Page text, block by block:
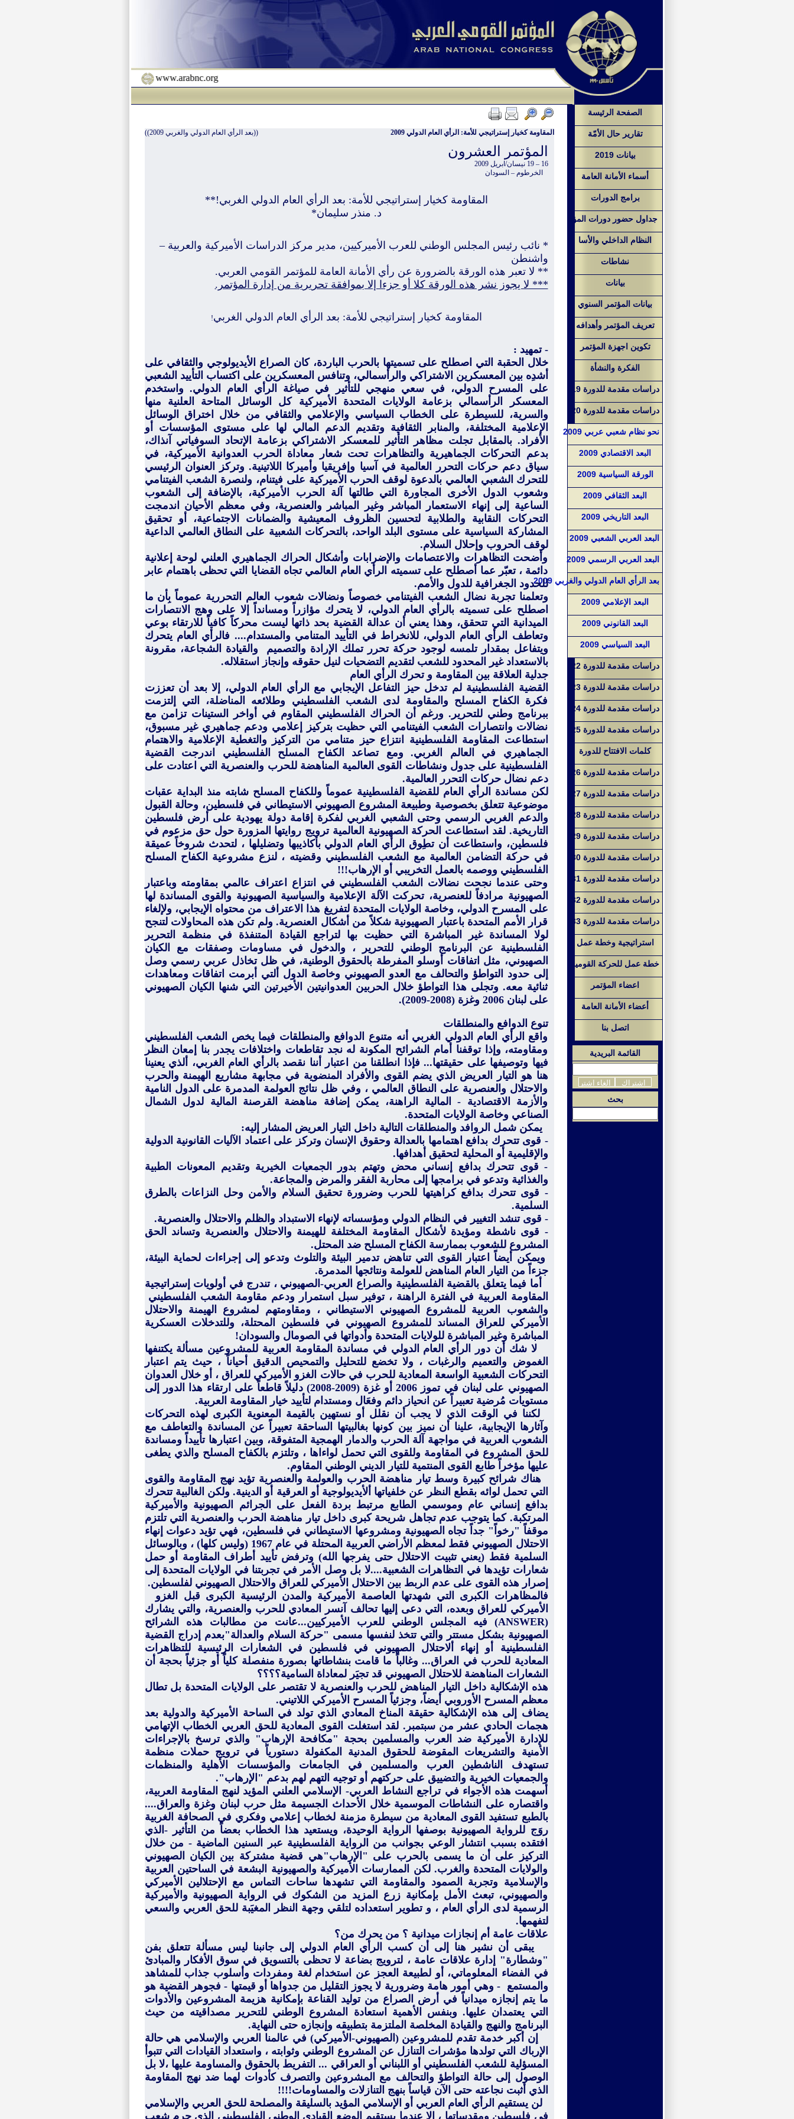
www.arabnc.org
الصفحة الرئيسة
تقارير حال الأمّة
بيانات 2019
أسماء الأمانة العامة
برامج الدورات
جداول حضور دورات المؤ
النظام الداخلي والأسا
نشاطات
بيانات
بيانات المؤتمر السنوي
تعريف المؤتمر وأهدافه
تكوين اجهزة المؤتمر
الفكرة والنشأة
دراسات مقدمة للدورة 19
دراسات مقدمة للدورة 20
نحو نظام شعبي عربي 2009
البعد الاقتصادي 2009
الورقة السياسية 2009
البعد الثقافي 2009
البعد التاريخي 2009
البعد العربي الشعبي 2009
البعد العربي الرسمي 2009
بعد الرأي العام الدولي والغربي 2009
البعد الإعلامي 2009
البعد القانوني 2009
البعد السياسي 2009
دراسات مقدمة للدورة 22
دراسات مقدمة للدورة 23
دراسات مقدمة للدورة 24
دراسات مقدمة للدورة 25
كلمات الافتتاح للدورة
دراسات مقدمة للدورة 26
دراسات مقدمة للدورة 27
دراسات مقدمة للدورة 28
دراسات مقدمة للدورة 29
دراسات مقدمة للدورة 30
دراسات مقدمة للدورة 31
دراسات مقدمة للدورة 32
دراسات مقدمة للدورة 33
استراتيجية وخطة عمل
خطة عمل للحركة القومية
اعضاء المؤتمر
أعضاء الأمانة العامة
اتصل بنا
القائمة البريدية
بحث
المقاومة كخيار إستراتيجي للأمة: الرأي العام الدولي 2009 ((بعد الرأي العام الدولي والغربي 2009))
المؤتمر العشرون
16 – 19 نيسان/ابريل 2009
الخرطوم – السودان
المقاومة كخيار إستراتيجي للأمة: بعد الرأي العام الدولي الغربي!**
د. منذر سليمان*
* نائب رئيس المجلس الوطني للعرب الأميركيين، مدير مركز الدراسات الأميركية والعربية –
واشنطن
** لا تعبر هذه الورقة بالضرورة عن رأي الأمانة العامة للمؤتمر القومي العربي.
*** لا يجوز نشر هذه الورقة كلا أو جزءا إلا بموافقة تحريرية من إدارة المؤتمر.
المقاومة كخيار إستراتيجي للأمة: بعد الرأي العام الدولي الغربي!
- تمهيد :
خلال الحقبة التي اصطلح على تسميتها بالحرب الباردة، كان الصراع الأيديولوجي والثقافي على
أشدِه بين المعسكرين الاشتراكي والرأسمالي، وتنافس المعسكرين على اكتساب التأييد الشعبي
على المسرح الدولي، في سعي منهجي للتأثير في صياغة الرأي العام الدولي. واستخدم
المعسكر الرأسمالي بزعامة الولايات المتحدة الأميركية كل الوسائل المتاحة العلنية منها
والسرية، للسيطرة على الخطاب السياسي والإعلامي والثقافي من خلال اختراق الوسائل
الإعلامية المختلفة، والمنابر الثقافية وتقديم الدعم المالي لها على مستوى المؤسسات أو
الأفراد. بالمقابل تجلت مظاهر التأثير للمعسكر الاشتراكي بزعامة الإتحاد السوفياتي آنذاك،
بدعم التحركات الجماهيرية والتظاهرات تحت شعار معاداة الحرب العدوانية الأميركية، في
سياق دعم حركات التحرر العالمية في آسيا وإفريقيا وأميركا اللاتينية. وتركز العنوان الرئيسي
للتحرك الشعبي العالمي بالدعوة لوقف الحرب الأميركية على فيتنام، ولنصرة الشعب الفيتنامي
وشعوب الدول الأخرى المجاورة التي طالتها آلة الحرب الأميركية، بالإضافة إلى الشعوب
الساعية إلى إنهاء الاستعمار المباشر وغير المباشر والعنصرية، وفي معظم الأحيان اندمجت
التحركات النقابية والطلابية لتحسين الظروف المعيشية والضمانات الاجتماعية، أو تحقيق
المشاركة السياسية على مستوى البلد الواحد، بالتحركات الشعبية على النطاق العالمي الداعية
لوقف الحروب وإحلال السلام.
وأضحت التظاهرات والاعتصامات والإضرابات وأشكال الحراك الجماهيري العلني لوحة إعلانية
دائمة ، تعبّر عما أصطلح على تسميته الرأي العام العالمي تجاه القضايا التي تحظى باهتمام عابر
للحدود الجغرافية للدول والأمم.
وتعلمنا تجربة نضال الشعب الفيتنامي خصوصاً ونضالات شعوب العالم التحررية عموماً بِأن ما
اصطلح على تسميته بالرأي العام الدولي، لا يتحرك مؤازراً ومسانداً إلا على وهج الانتصارات
الميدانية التي تتحقق، وهذا يعني أن عدالة القضية بحد ذاتها ليست محركاً كافياً للارتقاء بوعي
وتعاطف الرأي العام الدولي، للانخراط في التأييد المتنامي والمستدام.... فالرأي العام يتحرك
ويتفاعل بمقدار تلمسه لوجود حركة تحرر تملك الإرادة والتصميم والقيادة الشجاعة، مقرونة
بالاستعداد غير المحدود للشعب لتقديم التضحيات لنيل حقوقه وإنجاز استقلاله.
جدلية العلاقة بين المقاومة و تحرك الرأي العام
القضية الفلسطينية لم تدخل حيز التفاعل الإيجابي مع الرأي العام الدولي، إلا بعد أن تعززت
فكرة الكفاح المسلح والمقاومة لدى الشعب الفلسطيني وطلائعه المناضلة، التي إلتزمت
ببرنامج وطني للتحرير. ورغم أن الحراك الفلسطيني المقاوم في أواخر الستينات تزامن مع
نضالات وانتصارات الشعب الفيتنامي التي حظيت بتركيز إعلامي ودعم جماهيري غير مسبوق،
استطاعت المقاومة الفلسطينية انتزاع حيز متنامي من التركيز والتغطية الإعلامية والاهتمام
الجماهيري في العالم الغربي. ومع تصاعد الكفاح المسلح الفلسطيني اندرجت القضية
الفلسطينية على جدول ونشاطات القوى العالمية المناهضة للحرب والعنصرية التي اعتادت على
دعم نضال حركات التحرر العالمية.
لكن مساندة الرأي العام للقضية الفلسطينية عموماً وللكفاح المسلح شابته منذ البداية عقبات
موضوعية تتعلق بخصوصية وطبيعة المشروع الصهيوني الاستيطاني في فلسطين، وحالة القبول
والدعم الغربي الرسمي وحتى الشعبي الغربي لفكرة إقامة دولة يهودية على أرض فلسطين
التاريخية. لقد استطاعت الحركة الصهيونية العالمية ترويج روايتها المزورة حول حق مزعوم في
فلسطين، واستطاعت أن تطِوق الرأي العام الدولي بأكاذيبها وتضليلها ، لتحدث شروخاً عميقة
في حركة التضامن العالمية مع الشعب الفلسطيني وقضيته ، لنزع مشروعية الكفاح المسلح
الفلسطيني ووصمه بالعمل التخريبي أو الإرهاب!!!
وحتى عندما نجحت نضالات الشعب الفلسطيني في انتزاع اعتراف عالمي بمقاومته وباعتبار
الصهيونية مرادفاً للعنصرية، تحركت الآلة الإعلامية والسياسية الصهيونية والقوى المساندة لها
على المسرح الدولي، وخاصة الولايات المتحدة لتفريغ هذا الاعتراف من محتواه الإيجابي، ولإلغاء
قرار الأمم المتحدة باعتبار الصهيونية شكلاً من أشكال العنصرية. ولم تكن هذه المحاولات لتنجح
لولا المساندة غير المباشرة التي حظيت بها لتراجع القيادة المتنفذة في منظمة التحرير
الفلسطينية عن البرنامج الوطني للتحرير ، والدخول في مساومات وصفقات مع الكيان
الصهيوني، مثل اتفاقات أوسلو المفرطة بالحقوق الوطنية، في ظل تخاذل عربي رسمي وصل
إلى حدود التواطؤ والتحالف مع العدو الصهيوني وخاصة الدول ألتي أبرمت اتفاقات ومعاهدات
ثنائية معه. وتجلى هذا التواطؤ خلال الحربين العدوانيتين الأخيرتين التي شنها الكيان الصهيوني
على لبنان 2006 وغزة (2008-2009).
تنوع الدوافع والمنطلقات
واقع الرأي العام الدولي الغربي أنه متنوع الدوافع والمنطلقات فيما يخص الشعب الفلسطيني
ومقاومته، وإذا توقفنا أمام الشرائح المكونة له نجد تقاطعات واختلافات يجدر بنا إمعان النظر
فيها وتوصيفها على حقيقتها... فإذا انطلقنا من اعتبار أننا نقصد بالرأي العام الغربي، ألذي يعنينا
هنا هو التيار العريض الذي يضم القوى والأفراد المنضوية في مجابهة مشاريع الهيمنة والحرب
والاحتلال والعنصرية على النطاق العالمي ، وفي ظل نتائج العولمة المدمرة على الدول النامية
والأزمة الاقتصادية - المالية الراهنة، يمكن إضافة مناهضة القرصنة المالية لدول الشمال
الصناعي وخاصة الولايات المتحدة.
يمكن شمل الروافد والمنطلقات التالية داخل التيار العريض المشار إليه:
- قوى تتحرك بدافع اهتمامها بالعدالة وحقوق الإنسان وتركز على اعتماد الآليات القانونية الدولية
والإقليمية أو المحلية لتحقيق أهدافها.
- قوى تتحرك بدافع إنساني محض وتهتم بدور الجمعيات الخيرية وتقديم المعونات الطبية
والغذائية وتدعو في برامجها إلى محاربة الفقر والمرض والمجاعة.
- قوى تتحرك بدافع كراهيتها للحرب وضرورة تحقيق السلام والأمن وحل النزاعات بالطرق
السلمية.
- قوى تنشد التغيير في النظام الدولي ومؤسساته لإنهاء الاستبداد والظلم والاحتلال والعنصرية.
- قوى ناشطة ومؤيدة لأشكال المقاومة المختلفة للهيمنة والاحتلال والعنصرية وتساند الحق
المشروع للشعوب بممارسة الكفاح المسلح ضد المحتل.
ويمكن أيضاً اعتبار القوى التي تناهض تدمير البيئة والتلوث وتدعو إلى إجراءات لحماية البيئة،
جزءاً من التيار العام المناهض للعولمة ونتائجها المدمرة.
أما فيما يتعلق بالقضية الفلسطينية والصراع العربي-الصهيوني ، تندرج في أولويات إستراتيجية
المقاومة العربية في الفترة الراهنة ، توفير سبل استمرار ودعم مقاومة الشعب الفلسطيني
والشعوب العربية للمشروع الصهيوني الاستيطاني ، ومقاومتهم لمشروع الهيمنة والاحتلال
الأميركي للعراق المساند للمشروع الصهيوني في فلسطين المحتلة، وللتدخلات العسكرية
المباشرة وغير المباشرة للولايات المتحدة وأدواتها في الصومال والسودان!
لا شك أن دور الرأي العام الدولي في مساندة المقاومة العربية للمشروعين مسألة يكتنفها
الغموض والتعميم والرغبات ، ولا تخضع للتحليل والتمحيص الدقيق أحياناً ، حيث يتم اعتبار
التحركات الشعبية الواسعة المعادية للحرب في حالات الغزو الأميركي للعراق ، أو خلال العدوان
الصهيوني على لبنان في تموز 2006 أو غزة (2009-2008) دليلاً قاطعاً على ارتقاء هذا الدور إلى
مستويات مُرضية تعبيراً عن انحياز دائم وفعَال ومستدام لتأييد خيار المقاومة العربية.
لكننا في الوقت الذي لا يجب أن نقلل أو نستهين بالقيمة المعنوية الكبرى لهذه التحركات
وآثارها الإيجابية، علينا أن نميز بين كونها بغالبيتها الساحقة تعبيراً عن المساندة والتعاطف مع
الشعوب العربية في مواجهة آلة الحرب والدمار الهمجية المتفوقة، وبين اعتبارها تأييداً ومساندة
للحق المشروع في المقاومة وللقوى التي تحمل لواءاها ، وتلتزم بالكفاح المسلح والذي يطغى
عليها مؤخراً طابع القوى المنتمية للتيار الديني الوطني المقاوم.
هناك شرائح كبيرة وسط تيار مناهضة الحرب والعولمة والعنصرية تؤيد نهج المقاومة والقوى
التي تحمل لوائه بقطع النظر عن خلفياتها ألأيديولوجية أو العرقية أو الدينية. ولكن الغالبية تتحرك
بدافع إنساني عام وموسمي الطابع مرتبط بردة الفعل على الجرائم الصهيونية والأميركية
المرتكبة. كما يتوجب عدم تجاهل شريحة كبرى داخل تيار مناهضة الحرب والعنصرية التي تلتزم
موقفاً "رخواً" جداً تجاه الصهيونية ومشروعها الاستيطاني في فلسطين، فهي تؤيد دعوات إنهاء
الاحتلال الصهيوني فقط لمعظم الأراضي العربية المحتلة في عام 1967 (وليس كلها) ، وبالوسائل
السلمية فقط (يعني تثبيت الاحتلال حتى يفرجها الله) وترفض تأييد أطراف المقاومة أو حمل
شعارات تؤيدها في التظاهرات الشعبية....لا بل وصل الأمر في تجربتنا في الولايات المتحدة إلى
إصرار هذه القوى على عدم الربط بين الاحتلال الأميركي للعراق والاحتلال الصهيوني لفلسطين.
فالمظاهرات الكبرى التي شهدتها العاصمة الأميركية والمدن الرئيسية الكبرى قبل الغزو
الأميركي للعراق وبعده، التي دعى إليها تحالف آنسر المعادي للحرب والعنصرية، والتي يشارك
(ANSWER) فيه المجلس الوطني للعرب الأميركيين...عانت من مطالبات هذه الشرائح
الصهيونية بشكل مستتر والتي تتخذ لنفسها مسمى "حركة السلام والعدالة"بعدم إدراج القضية
الفلسطينية أو إنهاء ألاحتلال الصهيوني في فلسطين في الشعارات الرئيسية للتظاهرات
المعادية للحرب في العراق... وغالباً ما قامت بنشاطاتها بصورة منفصلة كلياً أو جزئياً بحجة أن
الشعارات المناهضة للاحتلال الصهيوني قد تجيَر لمعاداة السامية؟؟؟؟
هذه الإشكالية داخل التيار المناهض للحرب والعنصرية لا تقتصر على الولايات المتحدة بل تطال
معظم المسرح الأوروبي أيضاً، وجزئياً المسرح الأميركي اللاتيني.
يضاف إلى هذه الإشكالية حقيقة المناخ المعادي الذي تولد في الساحة الأميركية والدولية بعد
هجمات الحادي عشر من سبتمبر. لقد استغلت القوى المعادية للحق العربي الخطاب الإتهامي
للإدارة الأميركية ضد العرب والمسلمين بحجة "مكافحة الإرهاب" والذي ترسخ بالإجراءات
الأمنية والتشريعات المقوضة للحقوق المدنية المكفولة دستورياً في ترويج حملات منظمة
تستهدف الناشطين العرب والمسلمين في الجامعات والمؤسسات الأهلية والمنظمات
والجمعيات الخيرية والتضييق على حركتهم أو توجيه التهم لهم بدعم "الإرهاب".
أسهمت هذه الأجواء في تراجع النشاط العربي- الإسلامي العلني المؤيد لنهج المقاومة العربية،
واقتصاره على النشاطات الموسمية خلال الأحداث الجسيمة مثل حرب لبنان وغزة والعراق....
بالطبع تستفيد القوى المعادية من سيطرة مزمنة لخطاب إعلامي وفكري في الصحافة الغربية
روَج للرواية الصهيونية بوصفها الرواية الوحيدة، ويستعيد هذا الخطاب بعضاً من التأثير -الذي
افتقده بسبب انتشار الوعي بجوانب من الرواية الفلسطينية عبر السنين الماضية - من خلال
التركيز على أن ما يسمى بالحرب على "الإرهاب"هي قضية مشتركة بين الكيان الصهيوني
والولايات المتحدة والغرب. لكن الممارسات الأميركية والصهيونية البشعة في الساحتين العربية
والإسلامية وتجربة الصمود والمقاومة التي تشهدها ساحات التماس مع الإحتلالين الأميركي
والصهيوني، تبعث الأمل بإمكانية زرع المزيد من الشكوك في الرواية الصهيونية والأميركية
الرسمية لدى الرأي العام ، و تطوير استعداده لتلقي وجهة النظر المغيَبة للحق العربي والسعي
لتفهمها.
علاقات عامة أم إنجازات ميدانية ؟ من يحرك من؟
يبقى أن نشير هنا إلى أن كسب الرأي العام الدولي إلى جانبنا ليس مسألة تتعلق بفن
"وشطارة" إدارة علاقات عامة ، لترويج بضاعة لا تحظى بالتسويق في سوق الأفكار والمبادئ
في الفضاء المعلوماتي، أو لطبيعة العجز عن استخدام لغة ومفردات وأسلوب جذاب للمشاهد
والمستمع - وهي أمور هامة وضرورية لا يجوز التقليل من جدواها أو قيمتها - فجوهر القضية هو
ما يتم إنجازه ميدانياً في أرض الصراع من توليد القناعة بإمكانية هزيمة المشروعين والأدوات
التي يعتمدان عليها. وبنفس الأهمية استعادة المشروع الوطني للتحرير مصداقيته من حيث
البرنامج والنهج والقيادة المخلصة الملتزمة بتطبيقه وإنجازه حتى النهاية.
إن أكبر خدمة تقدم للمشروعين (الصهيوني-الأميركي) في عالمنا العربي والإسلامي هي حالة
الإرباك التي تولدها مؤشرات التنازل عن المشروع الوطني وثوابته ، واستعداد القيادات التي تتبوأ
المسؤلية للشعب الفلسطيني أو اللبناني أو العراقي ... التفريط بالحقوق والمساومة عليها ،لا بل
الوصول إلى حالة التواطؤ والتحالف مع المشروعين والتصرف كأدوات لهما ضد نهج المقاومة
الذي أثبت نجاعته حتى الآن قياساً بنهج التنازلات والمساومات!!!!
لن يستقيم الرأي العام العربي أو الإسلامي المؤيد بالسليقة والمصلحة للحق العربي والإسلامي
في فلسطين ومقدساتها ، إلا عندما يستقيم الوضع القيادي الوطني الفلسطيني الذي حرم شعب